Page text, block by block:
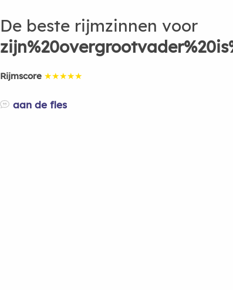
De beste rijmzinnen voor
Rijmscore ★★★★★
aan de fles